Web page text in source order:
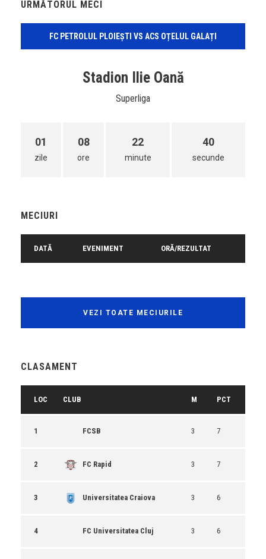
URMĂTORUL MECI
FC PETROLUL PLOIEȘTI VS ACS OȚELUL GALAȚI
Stadion Ilie Oană
Superliga
01
zile
08
ore
22
minute
40
secunde
MECIURI
DATĂ EVENIMENT ORĂ/REZULTAT
VEZI TOATE MECIURILE
CLASAMENT
LOC CLUB M PCT
1 FCSB 3 7
2 FC Rapid 3 7
3 Universitatea Craiova 3 6
4 FC Universitatea Cluj 3 6